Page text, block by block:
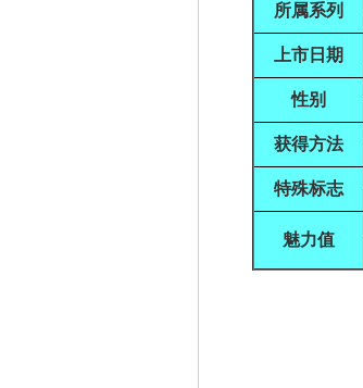
所属系列
上市日期
性别
获得方法
特殊标志
魅力值